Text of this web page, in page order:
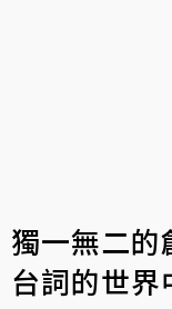
獨一無二的
台詞的世界